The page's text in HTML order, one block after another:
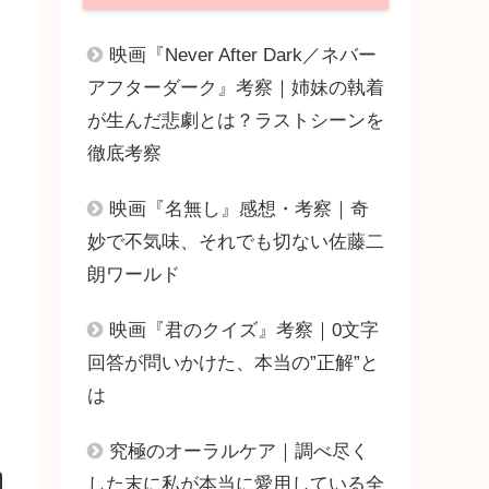
映画『Never After Dark／ネバー
アフターダーク』考察｜姉妹の執着
が生んだ悲劇とは？ラストシーンを
徹底考察
映画『名無し』感想・考察｜奇
妙で不気味、それでも切ない佐藤二
朗ワールド
映画『君のクイズ』考察｜0文字
回答が問いかけた、本当の”正解”と
は
究極のオーラルケア｜調べ尽く
した末に私が本当に愛用している全